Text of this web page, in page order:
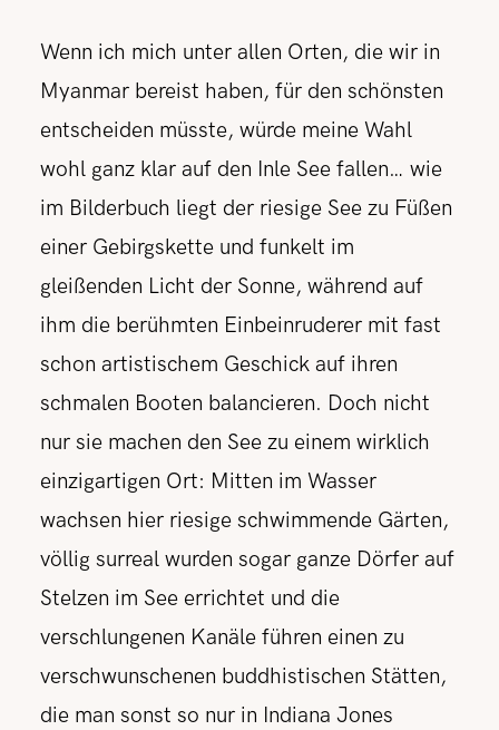
Wenn ich mich unter allen Orten, die wir in
Myanmar bereist haben, für den schönsten
entscheiden müsste, würde meine Wahl
wohl ganz klar auf den Inle See fallen… wie
im Bilderbuch liegt der riesige See zu Füßen
einer Gebirgskette und funkelt im
gleißenden Licht der Sonne, während auf
ihm die berühmten Einbeinruderer mit fast
schon artistischem Geschick auf ihren
schmalen Booten balancieren. Doch nicht
nur sie machen den See zu einem wirklich
einzigartigen Ort: Mitten im Wasser
wachsen hier riesige schwimmende Gärten,
völlig surreal wurden sogar ganze Dörfer auf
Stelzen im See errichtet und die
verschlungenen Kanäle führen einen zu
verschwunschenen buddhistischen Stätten,
die man sonst so nur in Indiana Jones